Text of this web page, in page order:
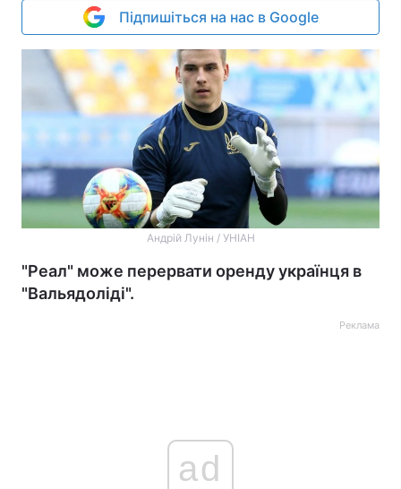
Підпишіться на нас в Google
Андрій Лунін / УНІАН
"Реал" може перервати оренду українця в
"Вальядоліді".
Реклама
ad